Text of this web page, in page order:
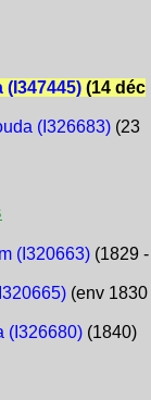
(I347445)(14 déc
(I326683)(23
(I320663)(1829 -
(env 1830
(I326680)(1840)